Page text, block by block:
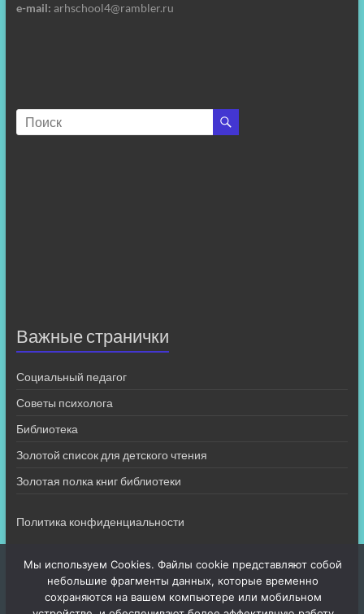
e-mail: arhschool4@rambler.ru
Важные странички
Социальный педагог
Советы психолога
Библиотека
Золотой список для детского чтения
Золотая полка книг библиотеки
Политика конфиденциальности
Мы используем Cookies. Файлы cookie представляют собой
небольшие фрагменты данных, которые временно
сохраняются на вашем компьютере или мобильном